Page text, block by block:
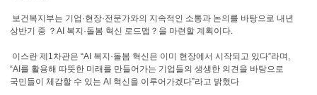
보건복지부는 기업·현장·전문가와의 지속적인 소통과 논의를 바탕으로 내년
상반기 중 ？AI 복지·돌봄 혁신 로드맵？을 마련할 계획이다.
이스란 제1차관은 “AI 복지·돌봄 혁신은 이미 현장에서 시작되고 있다”라며,
“AI를 활용해 따뜻한 미래를 만들어가는 기업들의 생생한 의견을 바탕으로
국민들이 체감할 수 있는 AI 혁신을 이루어가겠다”라고 밝혔다